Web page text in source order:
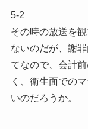
5-2
その時の放送を
ないのだが、謝
てなので、会計
く、衛生面での
いのだろうか。